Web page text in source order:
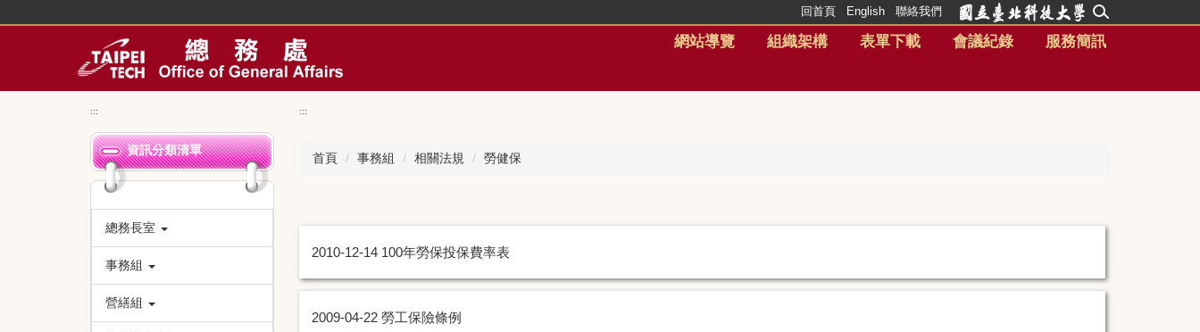
網站導覽 組織架構 表單下載 會議紀錄 服務簡訊
回首頁 English 聯絡我們
:::
資訊分類清單
總務長室
事務組
營繕組
:::
首頁 事務組 相關法規 勞健保
2010-12-14 100年勞保投保費率表
2009-04-22 勞工保險條例